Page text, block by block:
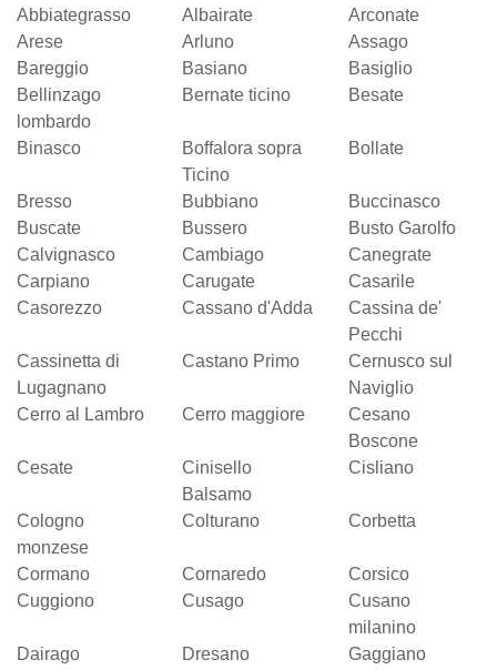
Abbiategrasso Albairate
Arconate
Arese
Arluno
Assago
Bareggio
Basiano
Basiglio
Bellinzago
lombardo
Bernate ticino Besate
Binasco
Boffalora sopra
Ticino
Bollate
Bresso Bubbiano
Buccinasco
Buscate
Bussero
Busto Garolfo
Calvignasco
Cambiago
Canegrate
Carpiano
Carugate
Casarile
Casorezzo
Cassano d'Adda
Cassina de'
Pecchi
Cassinetta di
Lugagnano
Castano Primo
Cernusco sul
Naviglio
Cerro al Lambro
Cerro maggiore
Cesano
Boscone
Cesate
Cinisello
Balsamo
Cisliano
Cologno
monzese
Colturano Corbetta
Cormano Cornaredo
Corsico
Cuggiono
Cusago
Cusano
milanino
Dairago
Dresano
Gaggiano